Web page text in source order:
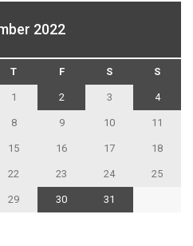
2022
T F S S
1 2 3 4
8 9 10 11
15 16 17 18
22 23 24 25
29 30
31